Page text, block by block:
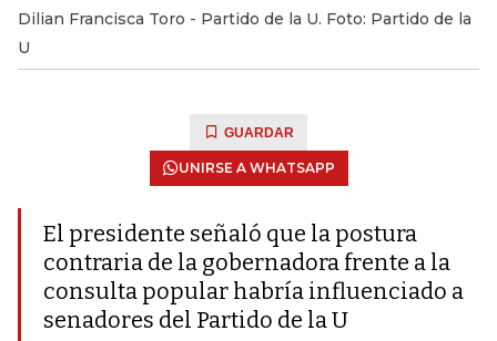
Dilian Francisca Toro - Partido de la U. Foto: Partido de la
U
GUARDAR
UNIRSE A WHATSAPP
El presidente señaló que la postura
contraria de la gobernadora frente a la
consulta popular habría influenciado a
senadores del Partido de la U